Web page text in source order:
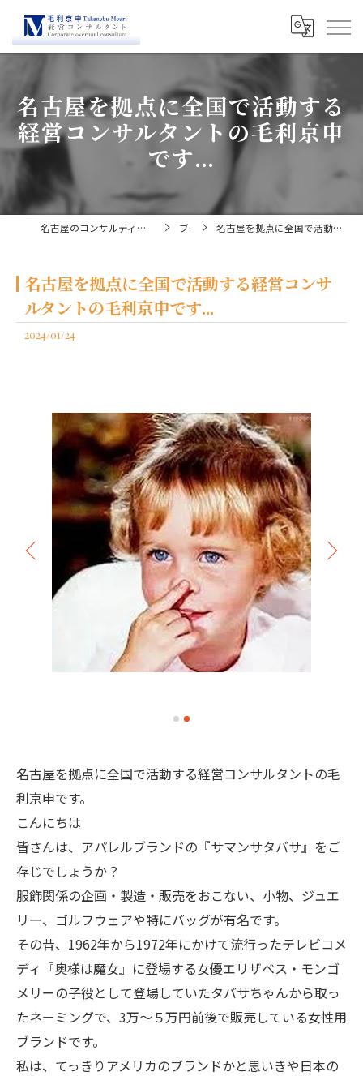
名古屋を拠点に全国で活動する
経営コンサルタントの毛利京申
です...
名古屋のコンサルティングなら経営コンサルタント毛利京申 ブログ 名古屋を拠点に全国で活動する経営コンサルタントの毛利京申です...
名古屋を拠点に全国で活動する経営コンサ
ルタントの毛利京申です...
2024/01/24
名古屋を拠点に全国で活動する経営コンサルタントの毛
利京申です。
こんにちは
皆さんは、アパレルブランドの『サマンサタバサ』をご
存じでしょうか？
服飾関係の企画・製造・販売をおこない、小物、ジュエ
リー、ゴルフウェアや特にバッグが有名です。
その昔、1962年から1972年にかけて流行ったテレビコメ
ディ『奥様は魔女』に登場する女優エリザベス・モンゴ
メリーの子役として登場していたタバサちゃんから取っ
たネーミングで、3万～５万円前後で販売している女性用
ブランドです。
私は、てっきりアメリカのブランドかと思いきや日本の